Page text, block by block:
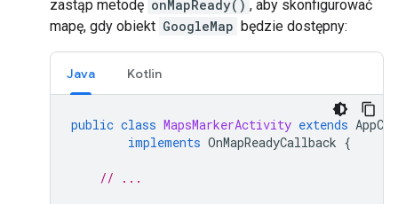
zastąp metodę onMapReady() , aby skonfigurować
mapę, gdy obiekt GoogleMap będzie dostępny:
Java Kotlin
public class MapsMarkerActivity extends
implements OnMapReadyCallback {
// ...